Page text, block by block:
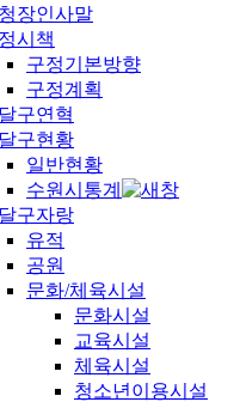
장인사말
시책
구정기본방향
구정계획
구연혁
구현황
일반현황
수원시통계
구자랑
유적
공원
문화/체육시설
문화시설
교육시설
체육시설
청소년이용시설